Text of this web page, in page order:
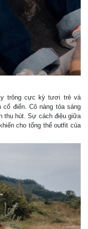
trông cực kỳ tươi trẻ và
cổ điển. Cô nàng tỏa sáng
thu hút. Sự cách điệu giữa
cho tổng thể outfit của